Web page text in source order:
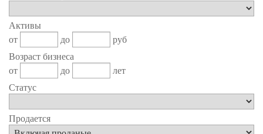
Активы
от
до
руб
Возраст бизнеса
от
до
лет
Статус
Продается